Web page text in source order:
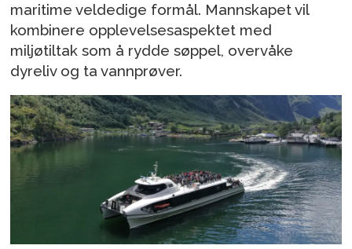
maritime veldedige formål. Mannskapet vil
kombinere opplevelsesaspektet med
miljøtiltak som å rydde søppel, overvåke
dyreliv og ta vannprøver.